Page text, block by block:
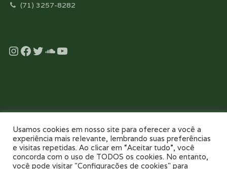
(71) 3257-8282
Instagram
Facebook
Twitter
Soundcloud
YouTube
Desenvolvido com essência pela:
Usamos cookies em nosso site para oferecer a você a
experiência mais relevante, lembrando suas preferências
e visitas repetidas. Ao clicar em “Aceitar tudo”, você
concorda com o uso de TODOS os cookies. No entanto,
você pode visitar "Configurações de cookies" para